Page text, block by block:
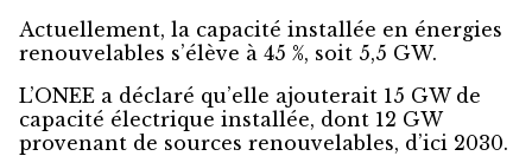
Actuellement, la capacité installée en énergies
renouvelables s’élève à 45 %, soit 5,5 GW.
L’ONEE a déclaré qu’elle ajouterait 15 GW de
capacité électrique installée, dont 12 GW
provenant de sources renouvelables, d’ici 2030.